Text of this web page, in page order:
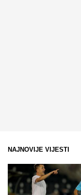
NAJNOVIJE VIJESTI